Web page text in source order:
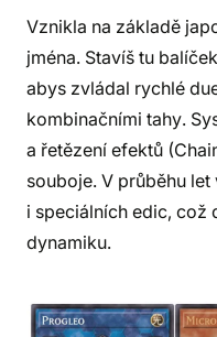
Vznikla na základě
jména. Stavíš tu
abys zvládal rychlé
kombinačními tahy.
a řetězení efektů
souboje. V průběhu
i speciálních edic, což
dynamiku.